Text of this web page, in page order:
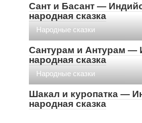
Сант и Басант —
народная сказка
Народные сказки
Сантурам и Антурам —
народная сказка
Народные сказки
Шакал и куропатка —
народная сказка